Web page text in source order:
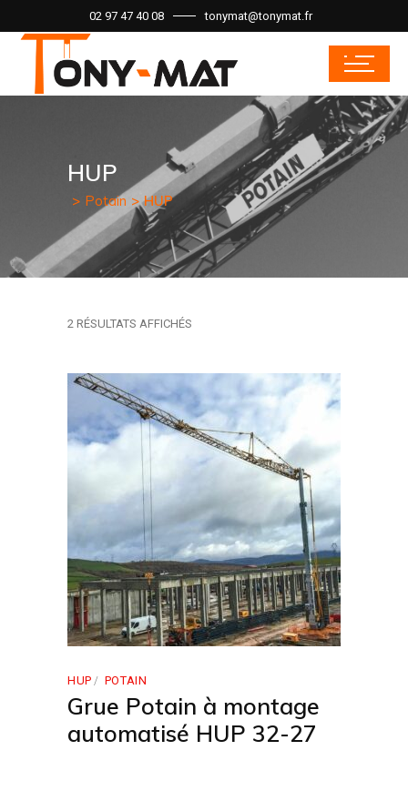
02 97 47 40 08 tonymat@tonymat.fr
HUP
Potain HUP
2 RÉSULTATS AFFICHÉS
HUP POTAIN
Grue Potain à montage
automatisé HUP 32-27